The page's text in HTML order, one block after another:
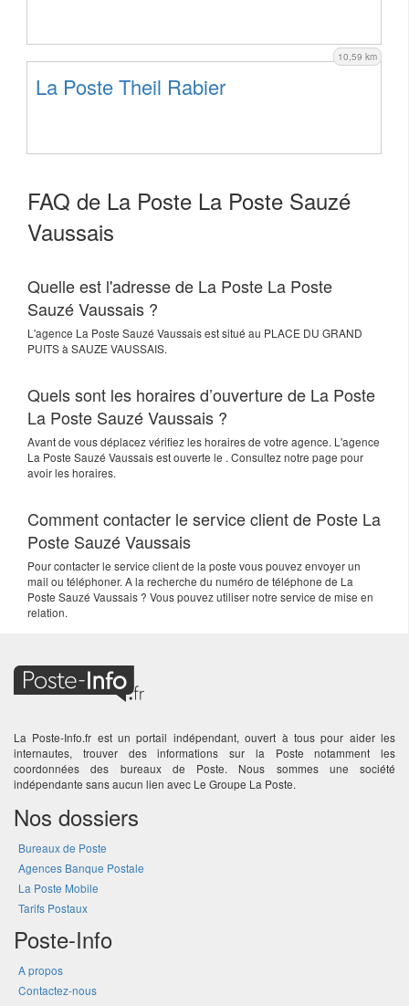
10,59 km
La Poste Theil Rabier
FAQ de La Poste La Poste Sauzé
Vaussais
Quelle est l'adresse de La Poste La Poste
Sauzé Vaussais ?
L'agence La Poste Sauzé Vaussaisest situé au PLACE DU GRAND
PUITSà SAUZE VAUSSAIS.
Quels sont les horaires d’ouverture de La Poste
La Poste Sauzé Vaussais ?
Avant de vous déplacez vérifiez les horaires de votre agence. L'agence
La Poste Sauzé Vaussais est ouverte le . Consultez notre page pour
avoir les horaires.
Comment contacter le service client de Poste La
Poste Sauzé Vaussais
Pour contacter le service client de la poste vous pouvez envoyer un
mail ou téléphoner. A la recherche du numéro de téléphone de La
Poste Sauzé Vaussais ? Vous pouvez utiliser notre service de mise en
relation.
La Poste-Info.fr est un portail indépendant, ouvert à tous pour aider les
internautes, trouver des informations sur la Poste notamment les
coordonnées des bureaux de Poste. Nous sommes une société
indépendante sans aucun lien avec Le Groupe La Poste.
Nos dossiers
Bureaux de Poste
Agences Banque Postale
La Poste Mobile
Tarifs Postaux
Poste-Info
A propos
Contactez-nous